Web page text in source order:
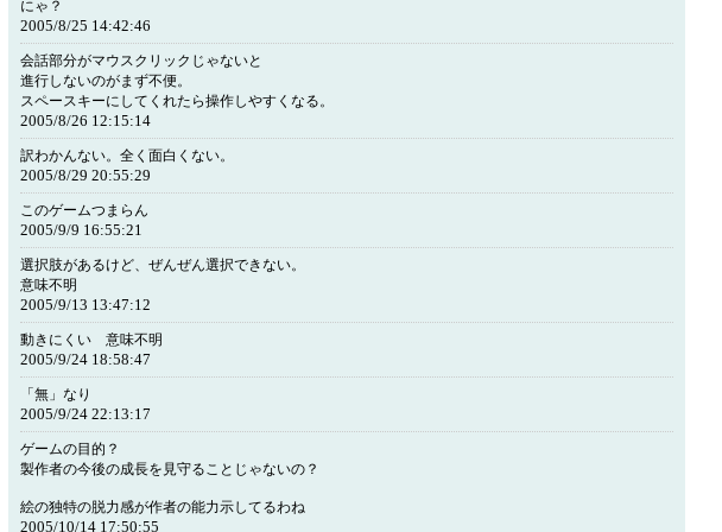
にゃ？
2005/8/25 14:42:46
会話部分がマウスクリックじゃないと
進行しないのがまず不便。
スペースキーにしてくれたら操作しやすくなる。
2005/8/26 12:15:14
訳わかんない。全く面白くない。
2005/8/29 20:55:29
このゲームつまらん
2005/9/9 16:55:21
選択肢があるけど、ぜんぜん選択できない。
意味不明
2005/9/13 13:47:12
動きにくい 意味不明
2005/9/24 18:58:47
「無」なり
2005/9/24 22:13:17
ゲームの目的？
製作者の今後の成長を見守ることじゃないの？
絵の独特の脱力感が作者の能力示してるわね
2005/10/14 17:50:55